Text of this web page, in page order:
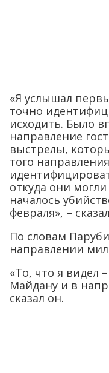
«Я услышал
точно
исходить. Было
направление
выстрелы,
того
откуда они
началось
февраля», –
По словам
направлении
«То, что я видел
Майдану и в
сказал он.